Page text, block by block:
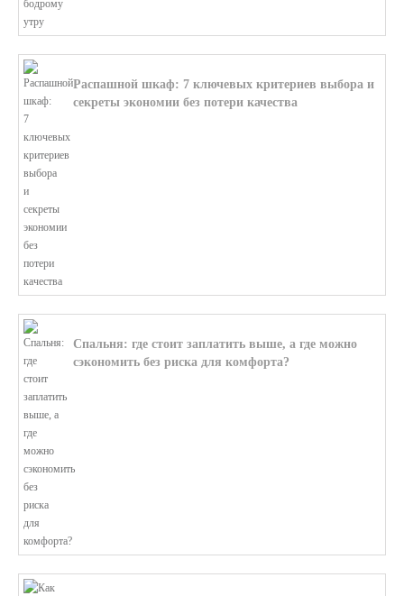
Распашной шкаф: 7 ключевых критериев выбора и
секреты экономии без потери качества
Спальня: где стоит заплатить выше, а где можно
сэкономить без риска для комфорта?